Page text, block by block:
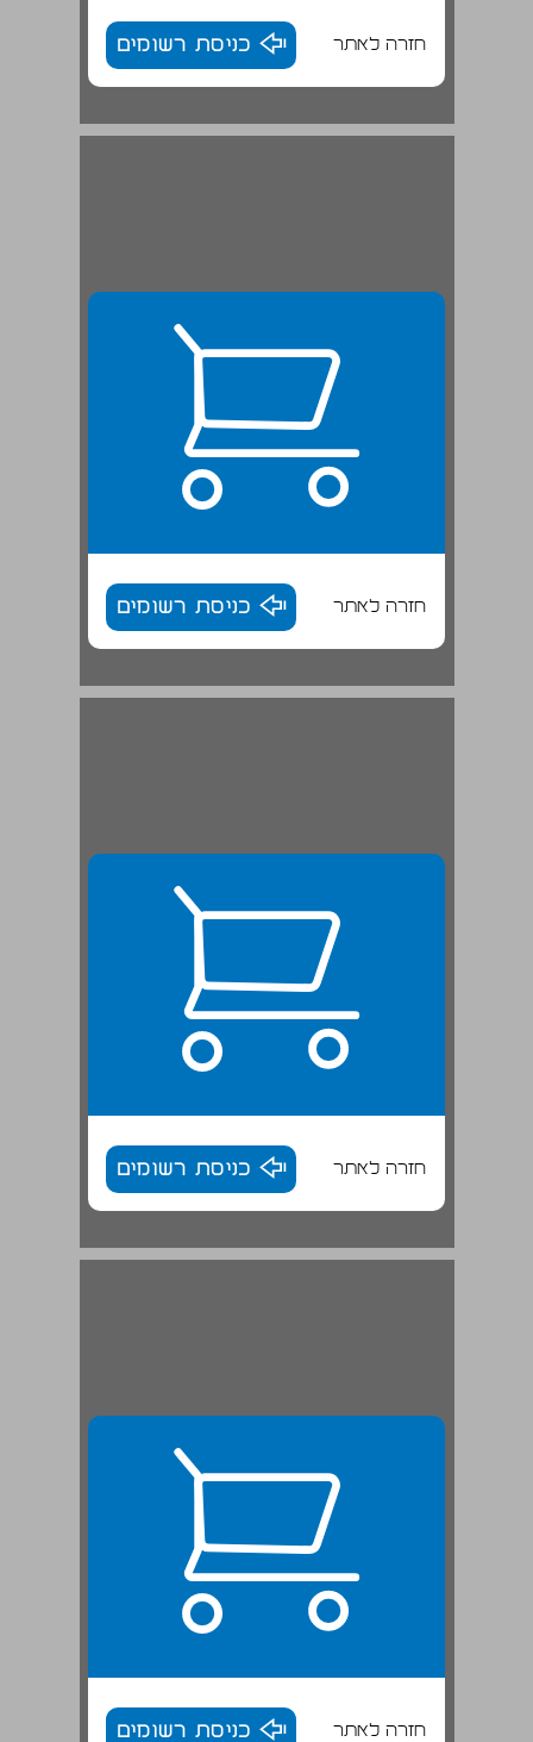
חזרה לאתר כניסת רשומים
חזרה לאתר כניסת רשומים
חזרה לאתר כניסת רשומים
[ד. דניאל בגוב האריות] ... 25
חזרה לאתר כניסת רשומים